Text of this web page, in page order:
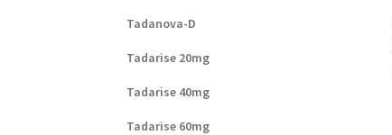
Tadanova-D
Tadarise 20mg
Tadarise 40mg
Tadarise 60mg